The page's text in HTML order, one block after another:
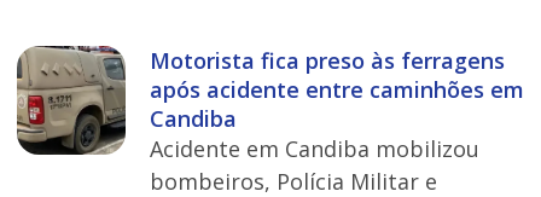
Motorista fica preso às ferragens
após acidente entre caminhões em
Candiba
Acidente em Candiba mobilizou
bombeiros, Polícia Militar e